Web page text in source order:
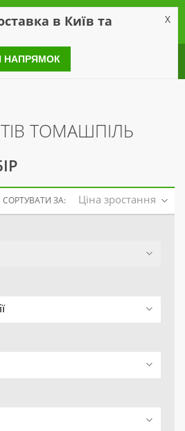
ТОМАШПІЛЬ
СОРТУВАТИ ЗА: Ціна зростання
в Київ та X
НАПРЯМОК